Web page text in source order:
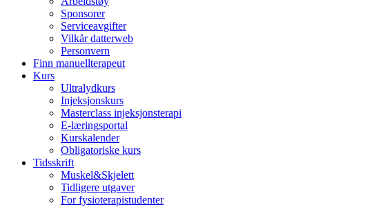
Sponsorer
Serviceavgifter
Vilkår datterweb
Personvern
Finn manuellterapeut
Kurs
Ultralydkurs
Injeksjonskurs
Masterclass injeksjonsterapi
E-læringsportal
Kurskalender
Obligatoriske kurs
Tidsskrift
Muskel&Skjelett
Tidligere utgaver
For fysioterapistudenter